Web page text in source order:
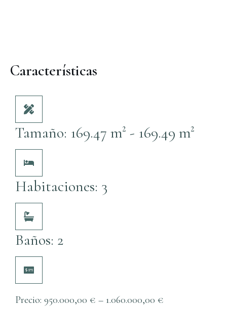
Características
Tamaño: 169.47 m² - 169.49 m²
Habitaciones: 3
Baños: 2
Precio: 950.000,00 € – 1.060.000,00 €